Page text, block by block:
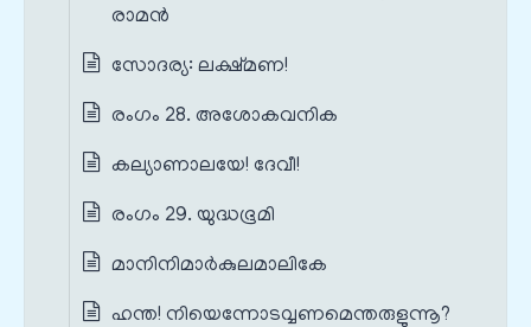
രാമൻ
സോദര്യ: ലക്ഷ്മണ!
രംഗം 28. അശോകവനിക
കല്യാണാലയേ! ദേവീ!
രംഗം 29. യുദ്ധഭൂമി
മാനിനിമാർകുലമാലികേ
ഹന്ത! നിയെന്നോടവ്വണമെന്തരുളുന്നൂ?